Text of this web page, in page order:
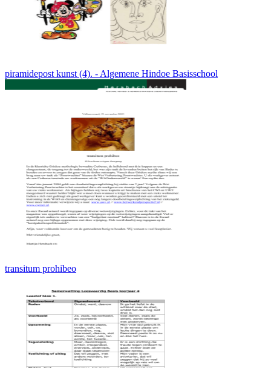
piramidepost kunst (4). - Algemene Hindoe Basisschool
transitum prohibeo